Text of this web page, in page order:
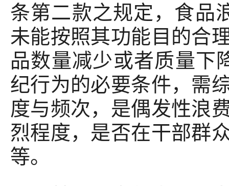
条第二款之规定，食品
未能按照其功能目的合
品数量减少或者质量下
纪行为的必要条件，需
度与频次，是偶发性浪
烈程度，是否在干部群
等。